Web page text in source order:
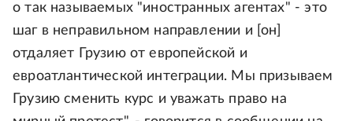
о так называемых "иностранных агентах" - это
шаг в неправильном направлении и [он]
отдаляет Грузию от европейской и
евроатлантической интеграции. Мы призываем
Грузию сменить курс и уважать право на